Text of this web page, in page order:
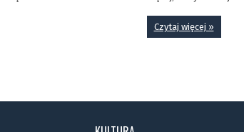
Czytaj więcej »